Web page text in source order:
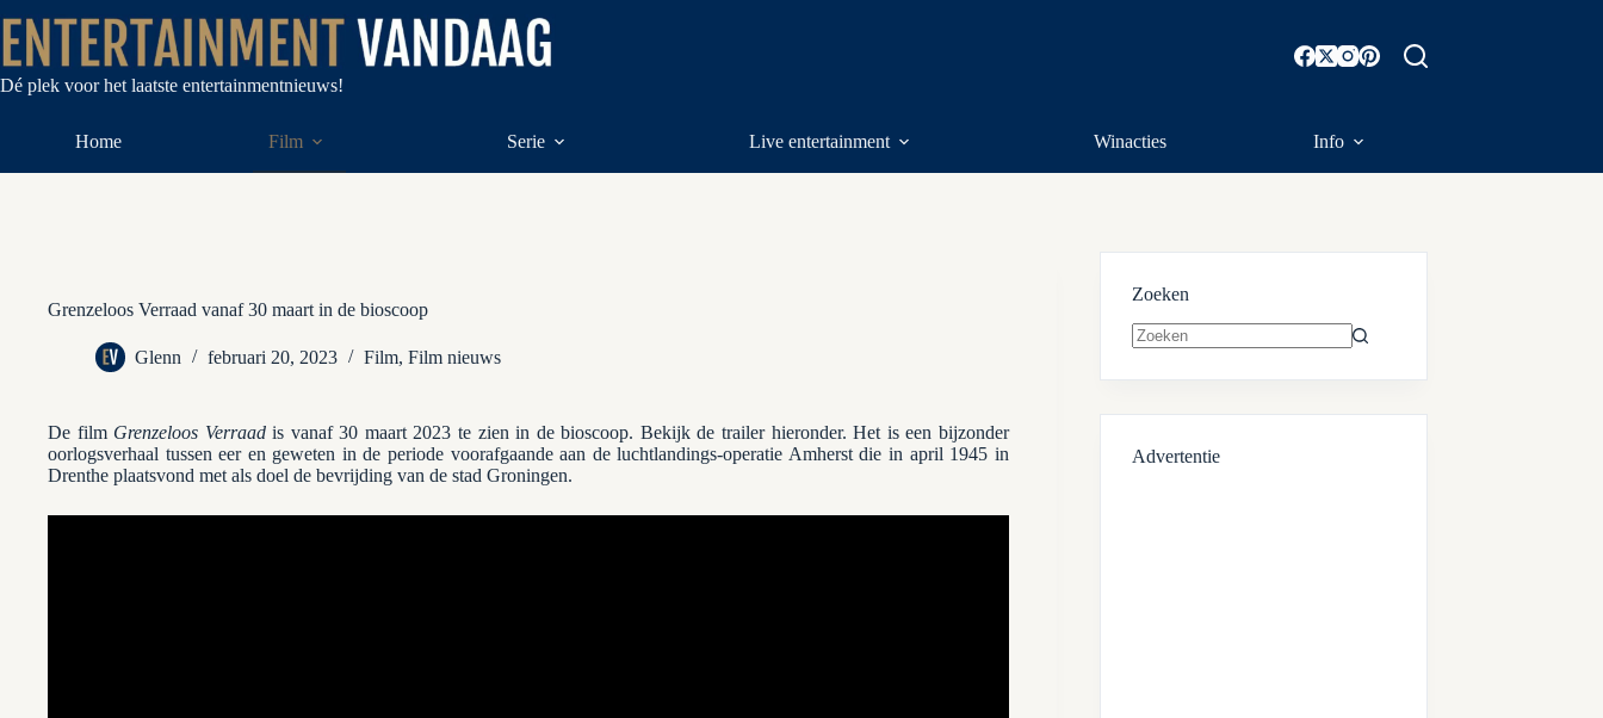
naar
de
inhoud
Dé plek voor het laatste entertainmentnieuws!
Home Film Serie Live entertainment Winacties Info
Grenzeloos Verraad vanaf 30 maart in de bioscoop
Glenn februari 20, 2023 Film, Film nieuws
De film Grenzeloos Verraadis vanaf 30 maart 2023 te zien in de bioscoop. Bekijk de trailer hieronder. Het is een bijzonder
oorlogsverhaal tussen eer en geweten in de periode voorafgaande aan de luchtlandings-operatie Amherst die in april 1945 in
Drenthe plaatsvond met als doel de bevrijding van de stad Groningen.
Zoeken
resultaten
Advertentie